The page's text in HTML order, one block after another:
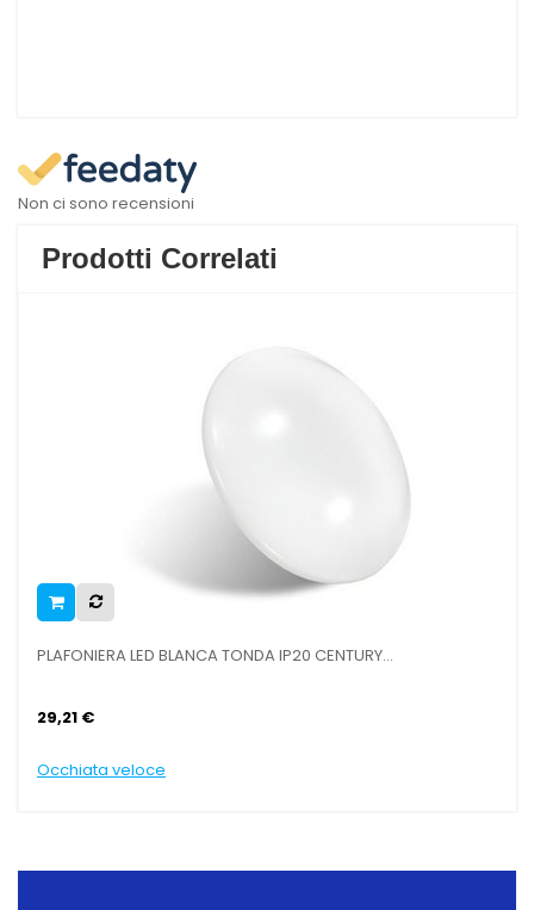
Non ci sono recensioni
Prodotti Correlati
BLANCA TONDA IP20 CENTURY... VELA